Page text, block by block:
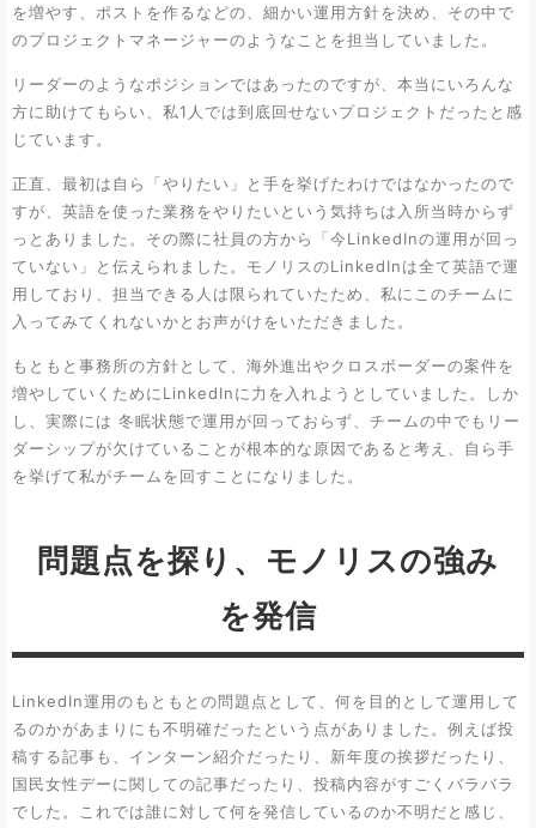
を増やす、ポストを作るなどの、細かい運用方針を決め、その中で
のプロジェクトマネージャーのようなことを担当していました。
リーダーのようなポジションではあったのですが、本当にいろんな
方に助けてもらい、私1人では到底回せないプロジェクトだったと感
じています。
正直、最初は自ら「やりたい」と手を挙げたわけではなかったので
すが、英語を使った業務をやりたいという気持ちは入所当時からず
っとありました。その際に社員の方から「今LinkedInの運用が回っ
ていない」と伝えられました。モノリスのLinkedInは全て英語で運
用しており、担当できる人は限られていたため、私にこのチームに
入ってみてくれないかとお声がけをいただきました。
もともと事務所の方針として、海外進出やクロスボーダーの案件を
増やしていくためにLinkedInに力を入れようとしていました。しか
し、実際には 冬眠状態で運用が回っておらず、チームの中でもリー
ダーシップが欠けていることが根本的な原因であると考え、自ら手
を挙げて私がチームを回すことになりました。
問題点を探り、モノリスの強み
を発信
LinkedIn運用のもともとの問題点として、何を目的として運用して
るのかがあまりにも不明確だったという点がありました。例えば投
稿する記事も、インターン紹介だったり、新年度の挨拶だったり、
国民女性デーに関しての記事だったり、投稿内容がすごくバラバラ
でした。これでは誰に対して何を発信しているのか不明だと感じ、